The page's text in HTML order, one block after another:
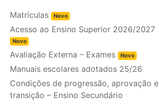
Matrículas Novo
Acesso ao Ensino Superior 2026/2027
Novo
Avaliação Externa – Exames Novo
Manuais escolares adotados 25/26
Condições de progressão, aprovação e
transição – Ensino Secundário